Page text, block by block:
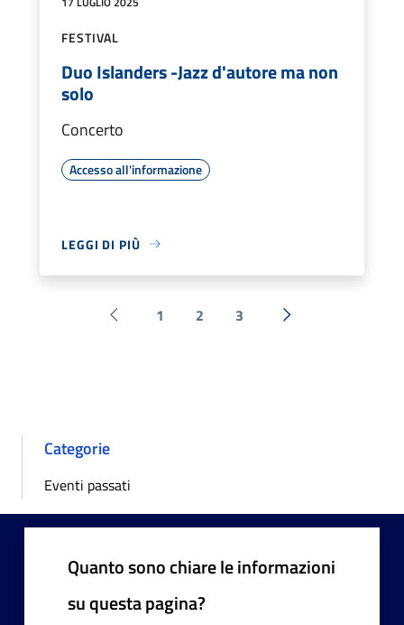
FESTIVAL
Duo Islanders -Jazz d'autore ma non
solo
Concerto
Accesso all'informazione
LEGGI DI PIÙ
Pagina precedente
1 2 3 Successiva »
Categorie
Eventi passati
Quanto sono chiare le informazioni
su questa pagina?